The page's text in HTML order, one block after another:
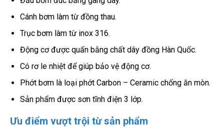
Cánh bơm làm từ đồng thau.
Trục bơm làm từ inox 316.
Động cơ được quấn bằng chất dây đồng Hàn Quốc.
Có rơ le nhiệt để giúp bảo vệ động cơ.
Phớt bơm là loại phớt Carbon – Ceramic chống ăn mòn.
Sản phẩm được sơn tĩnh điện 3 lớp.
Ưu điểm vượt trội từ sản phẩm